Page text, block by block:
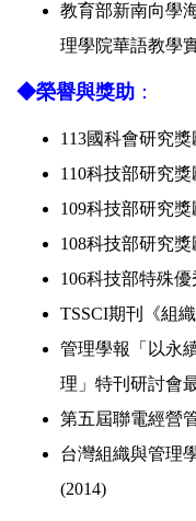
教育部新南向學
理學院華語教學
◆榮譽與獎助 ：
113國科會研究獎
110科技部研究獎
109科技部研究獎
108科技部研究獎
106科技部特殊
TSSCI期刊《組
管理學報「以永
理」特刊研討會
第五屆聯電經營
台灣組織與管理
(2014)